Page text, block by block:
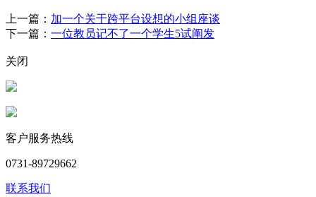
上一篇： 加一个关于跨平台设想的小组座谈
下一篇： 一位教员记不了一个学生5试阐发
关闭
客户服务热线
0731-89729662
联系我们